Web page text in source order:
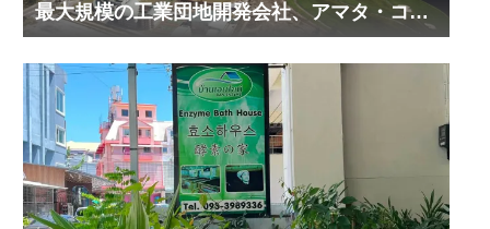
最大規模の工業団地開発会社、アマタ・コー
ポレーションの工業団地の今！その２